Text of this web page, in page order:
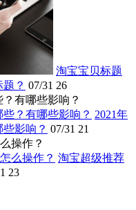
淘宝宝贝标题
？ 07/31 26
有哪些影响？
2021年
影响？ 07/31 21
操作？
淘宝超级推荐
23